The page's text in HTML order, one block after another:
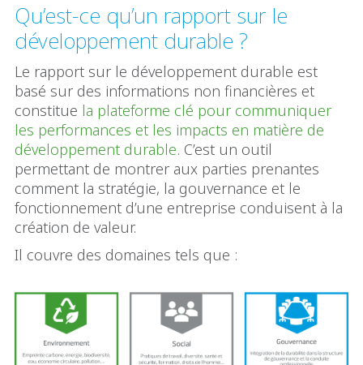
Qu’est-ce qu’un rapport sur le
développement durable ?
Le rapport sur le développement durable est
basé sur des informations non financières et
constitue la plateforme clé pour communiquer
les performances et les impacts en matière de
développement durable. C’est un outil
permettant de montrer aux parties prenantes
comment la stratégie, la gouvernance et le
fonctionnement d’une entreprise conduisent à la
création de valeur.
Il couvre des domaines tels que :